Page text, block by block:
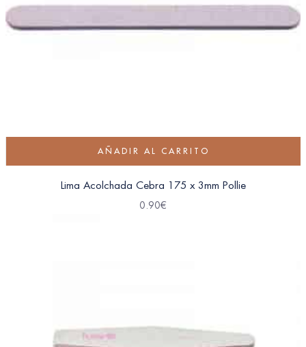
AÑADIR AL CARRITO
Lima Acolchada Cebra 175 x 3mm Pollie
0.90€